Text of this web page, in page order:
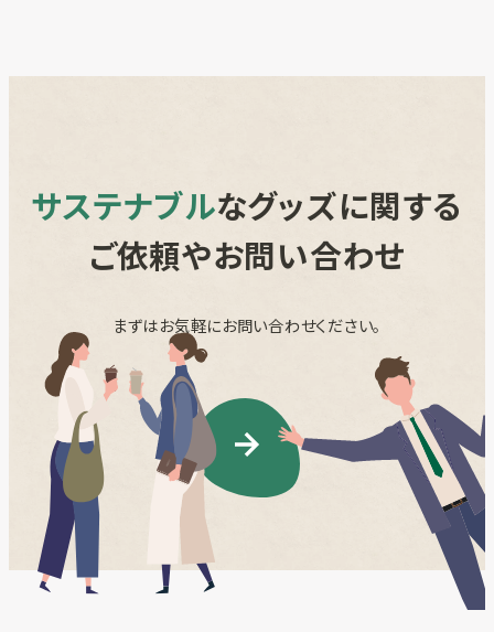
サステナブルなグッズに関する
ご依頼やお問い合わせ
まずはお気軽にお問い合わせください。